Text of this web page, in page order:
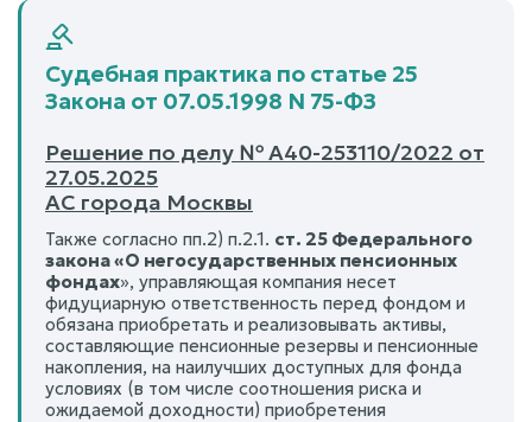
Судебная практика по статье 25
Закона от 07.05.1998 N 75-ФЗ
Решение по делу № А40-253110/2022 от
27.05.2025
АС города Москвы
Также согласно пп.2) п.2.1. ст. 25 Федерального
закона «О негосударственных пенсионных
фондах», управляющая компания несет
фидуциарную ответственность перед фондом и
обязана приобретать и реализовывать активы,
составляющие пенсионные резервы и пенсионные
накопления, на наилучших доступных для фонда
условиях (в том числе соотношения риска и
ожидаемой доходности) приобретения